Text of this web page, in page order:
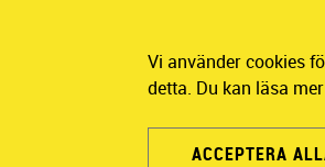
Vi använder cookies
detta. Du kan läsa
ACCEPTERA